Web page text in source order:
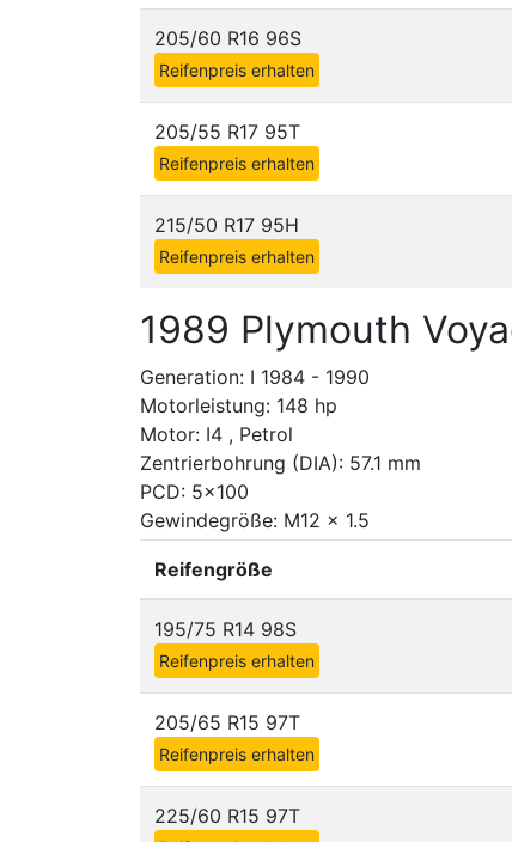
205/60 R16 96S
Reifenpreis erhalten
205/55 R17 95T
Reifenpreis erhalten
215/50 R17 95H
Reifenpreis erhalten
1989 Plymouth
Generation: I 1984 - 1990
Motorleistung: 148 hp
Motor: I4 , Petrol
Zentrierbohrung (DIA): 57.1 mm
PCD: 5x100
Gewindegröße: M12 x 1.5
Reifengröße
195/75 R14 98S
Reifenpreis erhalten
205/65 R15 97T
Reifenpreis erhalten
225/60 R15 97T